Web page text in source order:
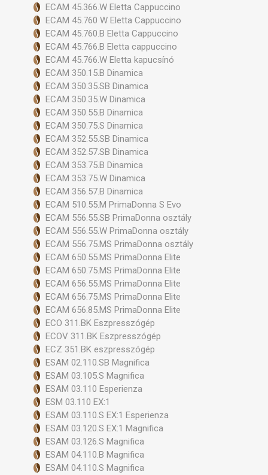
ECAM 45.366.W Eletta Cappuccino
ECAM 45.760 W Eletta Cappuccino
ECAM 45.760.B Eletta Cappuccino
ECAM 45.766.B Eletta cappuccino
ECAM 45.766.W Eletta kapucsínó
ECAM 350.15.B Dinamica
ECAM 350.35.SB Dinamica
ECAM 350.35.W Dinamica
ECAM 350.55.B Dinamica
ECAM 350.75.S Dinamica
ECAM 352.55.SB Dinamica
ECAM 352.57.SB Dinamica
ECAM 353.75.B Dinamica
ECAM 353.75.W Dinamica
ECAM 356.57.B Dinamica
ECAM 510.55.M PrimaDonna S Evo
ECAM 556.55.SB PrimaDonna osztály
ECAM 556.55.W PrimaDonna osztály
ECAM 556.75.MS PrimaDonna osztály
ECAM 650.55.MS PrimaDonna Elite
ECAM 650.75.MS PrimaDonna Elite
ECAM 656.55.MS PrimaDonna Elite
ECAM 656.75.MS PrimaDonna Elite
ECAM 656.85.MS PrimaDonna Elite
ECO 311.BK Eszpresszógép
ECOV 311.BK Eszpresszógép
ECZ 351.BK eszpresszógép
ESAM 02.110.SB Magnifica
ESAM 03.105.S Magnifica
ESAM 03.110 Esperienza
ESM 03.110 EX:1
ESAM 03.110.S EX:1 Esperienza
ESAM 03.120.S EX:1 Magnifica
ESAM 03.126.S Magnifica
ESAM 04.110.B Magnifica
ESAM 04.110.S Magnifica